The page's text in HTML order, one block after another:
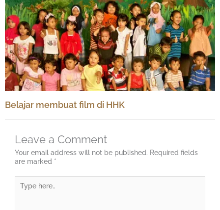
Belajar membuat film di HHK
Leave a Comment
Your email address will not be published. Required fields
are marked *
here..